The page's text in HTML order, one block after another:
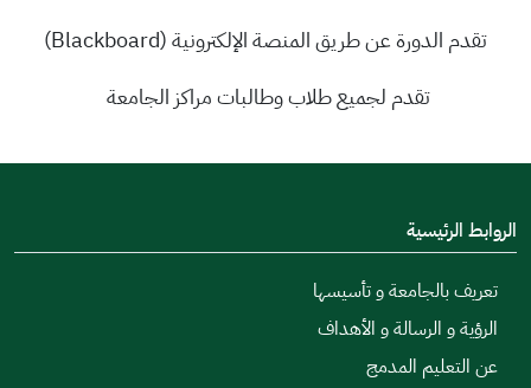
تقدم الدورة عن طريق المنصة الإلكترونية (Blackboard)
تقدم لجميع طلاب وطالبات مراكز الجامعة
الروابط الرئيسية
تعريف بالجامعة و تأسيسها
الرؤية و الرسالة و الأهداف
عن التعليم المدمج